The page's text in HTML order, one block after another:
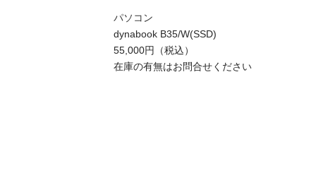
パソコン
dynabook B35/W(SSD)
55,000円（税込）
在庫の有無はお問合せください